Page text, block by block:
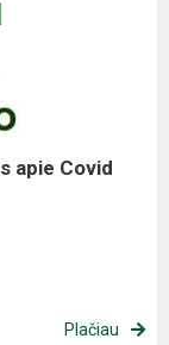
apie Covid
Plačiau